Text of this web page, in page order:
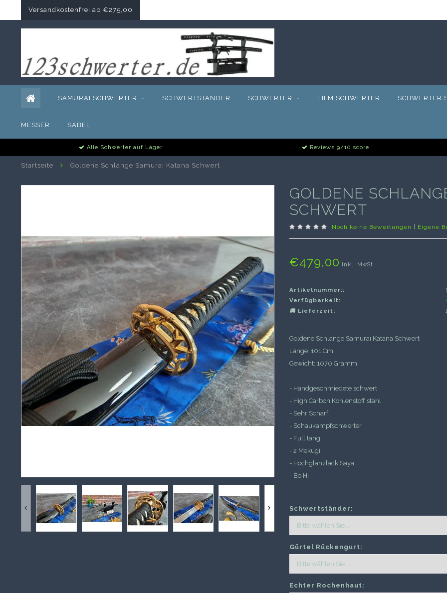
Versandkostenfrei ab €275,00
SAMURAI SCHWERTER SCHWERTSTANDER SCHWERTER FILM SCHWERTER SCHWERTER
MESSER SABEL
Alle Schwerter auf Lager Reviews 9/10 score
Startseite Goldene Schlange Samurai Katana Schwert
GOLDENE
SCHWERT
Noch keine Bewertungen Eigene
€479,00 Inkl. MwSt.
Artikelnummer::
Verfügbarkeit:
Lieferzeit:
Goldene Schlange Samurai Katana Schwert
Länge: 101 Cm
Gewicht: 1070 Gramm
- Handgeschmiedete schwert
- High Carbon Kohlenstoff stahl
- Sehr Scharf
- Schaukampfschwerter
- Full tang
- 2 Mekugi
- Hochglanzlack Saya
- Bo Hi
Schwertständer:
Gürtel Rückengurt:
Echter Rochenhaut: